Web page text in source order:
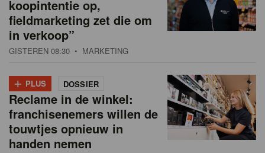
koopintentie op,
fieldmarketing zet die om
in verkoop”
GISTEREN 08:30 • MARKETING
+ PLUS DOSSIER
Reclame in de winkel:
franchisenemers willen de
touwtjes opnieuw in
handen nemen